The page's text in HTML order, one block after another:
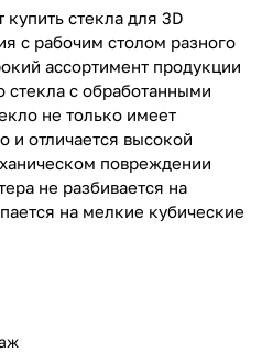
стекла для 3D
с рабочим столом разного
ассортимент продукции
стекла с обработанными
не только имеет
и отличается высокой
повреждении
не разбивается на
на мелкие кубические